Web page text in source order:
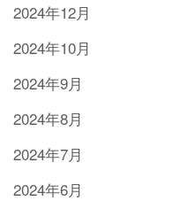
2024年12月
2024年10月
2024年9月
2024年8月
2024年7月
2024年6月